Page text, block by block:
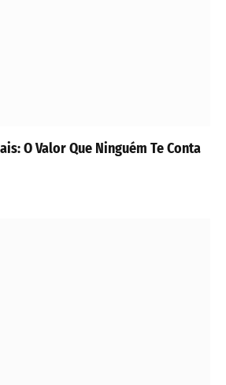
O Valor Que Ninguém Te Conta